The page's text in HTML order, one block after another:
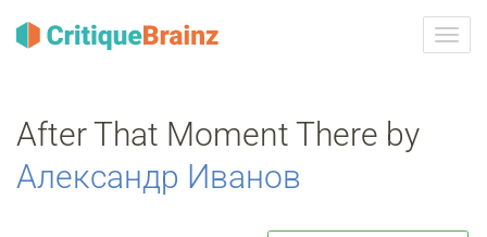
After That Moment There by
Александр Иванов